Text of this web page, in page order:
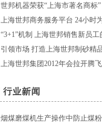
世邦机器荣获“上海市著名商标”
上海世邦商务服务平台 24小时
“3+1”机制 上海世邦销售新员工
引领市场 打造上海世邦制砂
上海世邦集团2012年会拉开腾
烟煤磨煤机生产操作中防止煤